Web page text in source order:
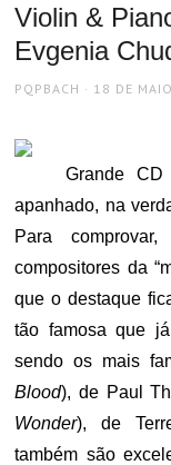
Violin &
Evgenia
AUTHOR
PQPBACH
POSTED
18 DE
Grande
apanhado, na
Para
compositores da
que o destaque
tão famosa que
sendo os mais
Blood), de Paul
Wonder), de
também são